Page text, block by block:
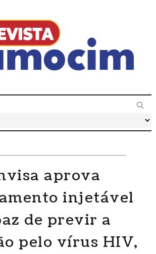
aprova
injetável
de previr a
pelo vírus HIV,